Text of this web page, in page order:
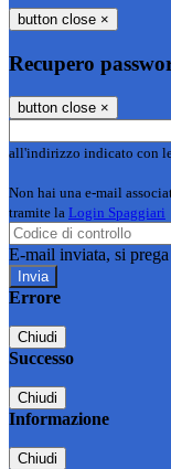
button close ×
Recupero
button close ×
all'indirizzo indicato con
Non hai una e-mail
tramite la Login Spaggiari
E-mail inviata, si
Errore
Chiudi
Successo
Chiudi
Informazione
Chiudi